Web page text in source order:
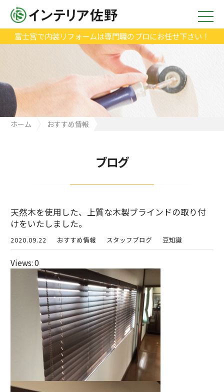
富士宮で内装リフォームは専門職のプロにお任せ下さい！
ホーム
おすすめ情報
ブログ
天然木を使用した、上質な木製ブラインドの取り付
けをいたしました。
2020.09.22 おすすめ情報 スタッフブログ 豆知識
Views: 0